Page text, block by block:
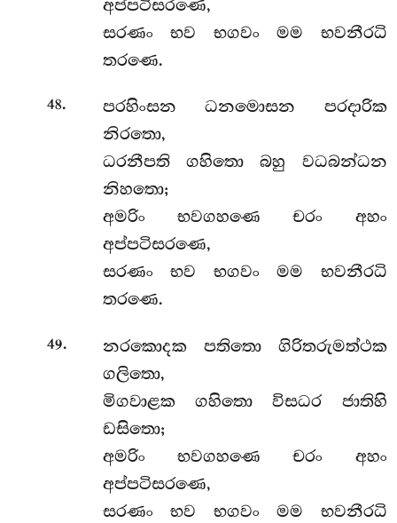
අප්පටිසරණෙ,
සරණං භව භගවං මම භවනීරධි
තරණෙ.
48.
පරහිංසන ධනමොසන පරදාරික
නිරතො,
ධරනීපති ගහිතො බහු වධබන්ධන
නිහතො;
අමරිං භවගහණෙ චරං අහං
අප්පටිසරණෙ,
සරණං භව භගවං මම භවනීරධි
තරණෙ.
49.
නරකොදක පතිතො ගිරිතරුමත්ථක
ගලිතො,
මිගවාළක ගහිතො විසධර ජාතිහි
ඩසිතො;
අමරිං භවගහණෙ චරං අහං
අප්පටිසරණෙ,
සරණං භව භගවං මම භවනීරධි